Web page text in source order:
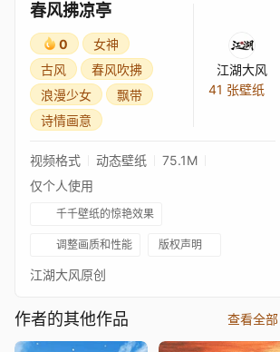
春风拂凉亭
0
女神
古风
春风吹拂
浪漫少女
飘带
诗情画意
江湖大风
41 张壁纸
视频格式 动态壁纸
75.1M
仅个人使用
千千壁纸的惊艳效果
调整画质和性能 版权声明
江湖大风原创
作者的其他作品 查看全部